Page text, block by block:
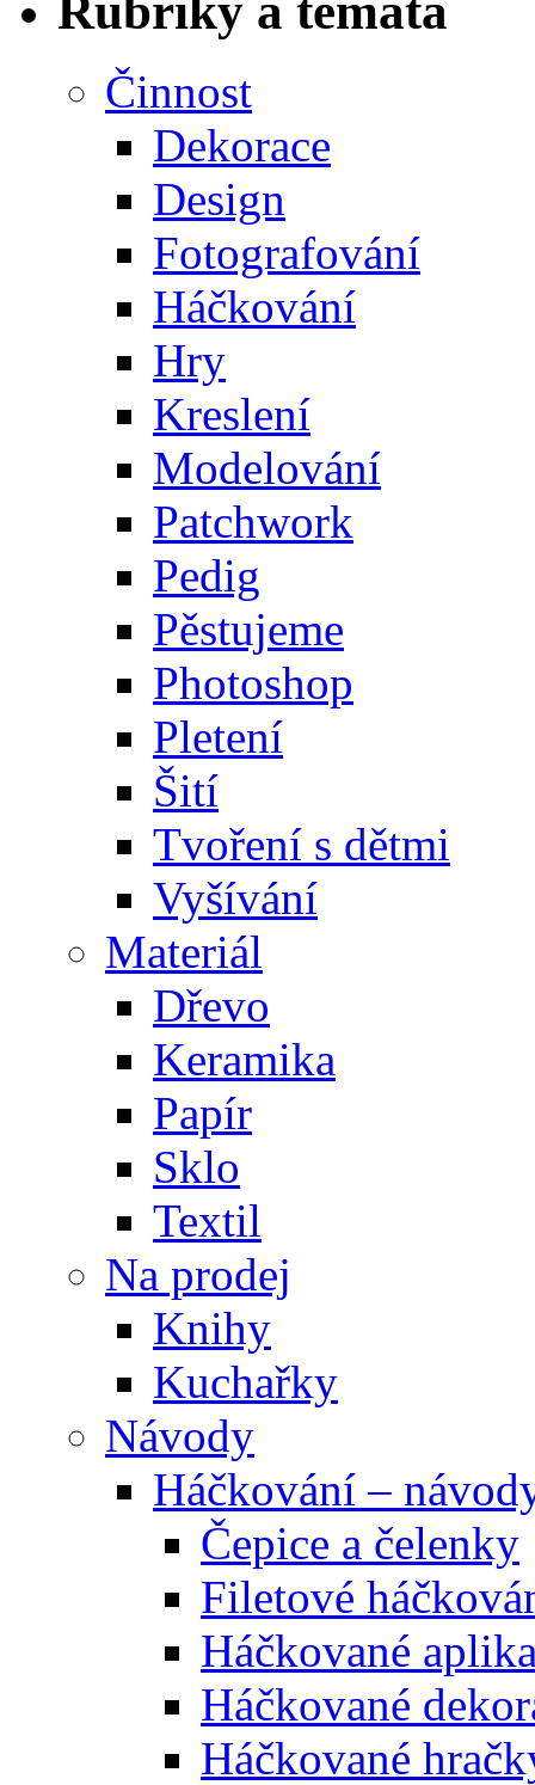
Činnost
Dekorace
Design
Fotografování
Háčkování
Hry
Kreslení
Modelování
Patchwork
Pedig
Pěstujeme
Photoshop
Pletení
Šití
Tvoření s dětmi
Vyšívání
Materiál
Dřevo
Keramika
Papír
Sklo
Textil
Na prodej
Knihy
Kuchařky
Návody
Háčkování –
Čepice a čelenky
Filetové
Háčkované
Háčkované
Háčkované